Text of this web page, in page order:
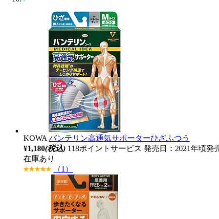
KOWA バンテリン高通気サポーターひざふつう
¥1,180(税込) 118ポイントサービス 発売日：2021年頃発
在庫あり
（1）